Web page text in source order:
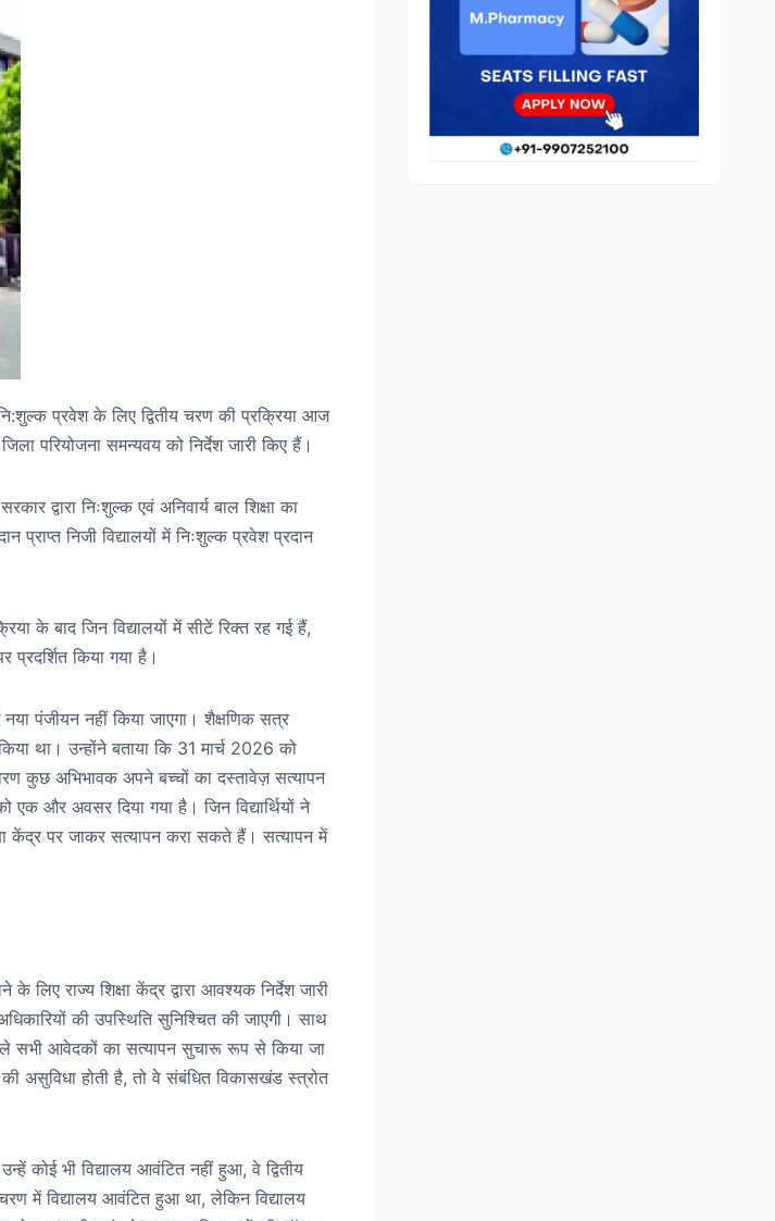
प्रवेश के लिए द्वितीय चरण की प्रक्रिया आज
परियोजना समन्यवय को निर्देश जारी किए हैं।
द्वारा निःशुल्क एवं अनिवार्य बाल शिक्षा का
निजी विद्यालयों में निःशुल्क प्रवेश प्रदान
के बाद जिन विद्यालयों में सीटें रिक्त रह गई हैं,
प्रदर्शित किया गया है।
पंजीयन नहीं किया जाएगा। शैक्षणिक सत्र
था। उन्होंने बताया कि 31 मार्च 2026 को
कुछ अभिभावक अपने बच्चों का दस्तावेज़ सत्यापन
और अवसर दिया गया है। जिन विद्यार्थियों ने
केंद्र पर जाकर सत्यापन करा सकते हैं। सत्यापन में
लिए राज्य शिक्षा केंद्र द्वारा आवश्यक निर्देश जारी
की उपस्थिति सुनिश्चित की जाएगी। साथ
सभी आवेदकों का सत्यापन सुचारू रूप से किया जा
असुविधा होती है, तो वे संबंधित विकासखंड स्त्रोत
कोई भी विद्यालय आवंटित नहीं हुआ, वे द्वितीय
में विद्यालय आवंटित हुआ था, लेकिन विद्यालय